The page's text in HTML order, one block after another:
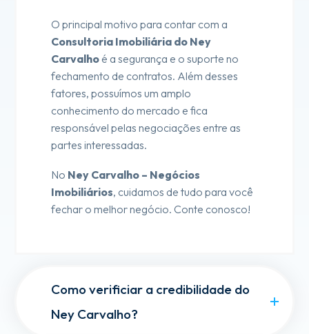
O principal motivo para contar com a
Consultoria Imobiliária do Ney
Carvalho é a segurança e o suporte no
fechamento de contratos. Além desses
fatores, possuímos um amplo
conhecimento do mercado e fica
responsável pelas negociações entre as
partes interessadas.
No Ney Carvalho – Negócios
Imobiliários, cuidamos de tudo para você
fechar o melhor negócio. Conte conosco!
Como verificiar a credibilidade do
Ney Carvalho?